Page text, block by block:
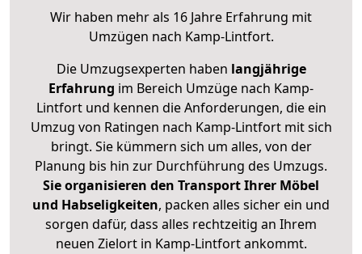
Wir haben mehr als 16 Jahre Erfahrung mit
Umzügen nach Kamp-Lintfort.
Die Umzugsexperten haben langjährige
Erfahrung im Bereich Umzüge nach Kamp-
Lintfort und kennen die Anforderungen, die ein
Umzug von Ratingen nach Kamp-Lintfort mit sich
bringt. Sie kümmern sich um alles, von der
Planung bis hin zur Durchführung des Umzugs.
Sie organisieren den Transport Ihrer Möbel
und Habseligkeiten, packen alles sicher ein und
sorgen dafür, dass alles rechtzeitig an Ihrem
neuen Zielort in Kamp-Lintfort ankommt.